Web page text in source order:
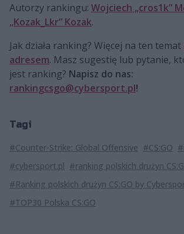
Autorzy rankingu: Wojciech „cros1k”
„Kozak_Lkr” Kozak.
Jak działa ranking? Więcej na ten temat
adresem. Masz sugestię lub pytanie,
jest ranking? Napisz do nas:
rankingcsgo@cybersport.pl!
Tagi
#Counter-Strike: Global Offensive #CS:GO
#cybersport.pl #ranking polskich drużyn
#Ranking polskich drużyn CS:GO by
#TOP30 Polska CS:GO